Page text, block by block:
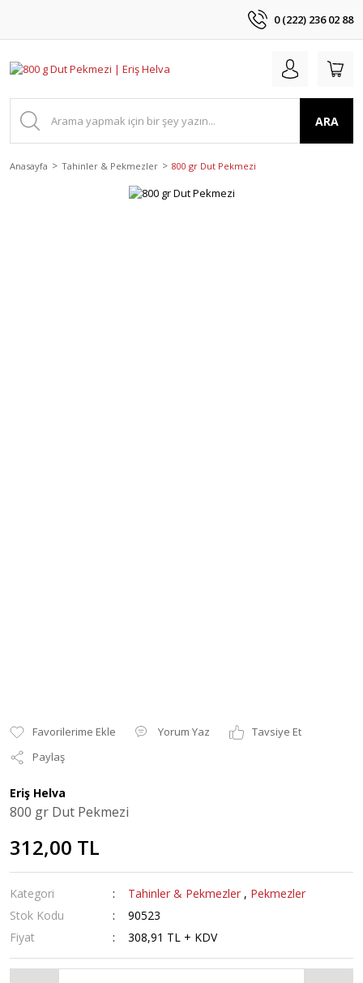
0 (222) 236 02 88
ARA
Anasayfa Tahinler & Pekmezler 800 gr Dut Pekmezi
Yorum Yaz
Tavsiye Et
Paylaş
Eriş Helva
800 gr Dut Pekmezi
312,00 TL
Kategori Tahinler & Pekmezler , Pekmezler
Stok Kodu
90523
Fiyat
308,91 TL + KDV